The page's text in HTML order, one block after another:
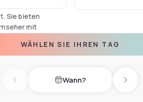
Sie bieten
mit
neben dem
WÄHLEN SIE IHREN TAG
Previous day Wann? Next